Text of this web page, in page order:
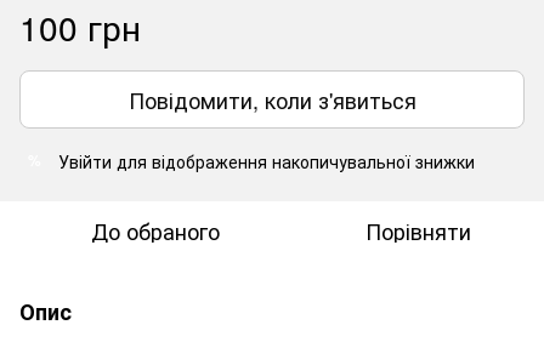
100 грн
Повідомити, коли з'явиться
Увійти для відображення накопичувальної знижки
До обраного Порівняти
Опис